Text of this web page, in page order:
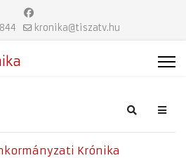
kronika@tiszatv.hu
Search
Krónika